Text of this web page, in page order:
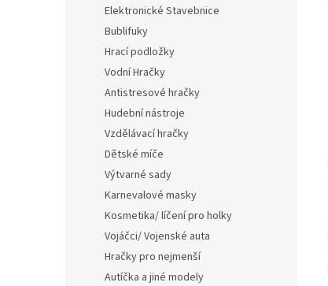
Elektronické Stavebnice
Bublifuky
Hrací podložky
Vodní Hračky
Antistresové hračky
Hudební nástroje
Vzdělávací hračky
Dětské míče
Výtvarné sady
Karnevalové masky
Kosmetika/ líčení pro holky
Vojáčci/ Vojenské auta
Hračky pro nejmenší
Autíčka a jiné modely